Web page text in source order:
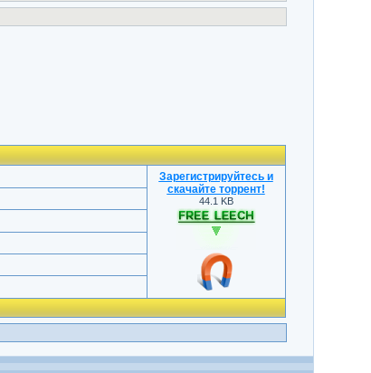
Зарегистрируйтесь и
скачайте торрент!
44.1 KB